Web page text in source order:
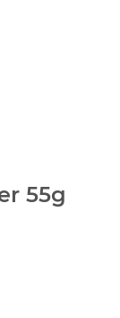
55g